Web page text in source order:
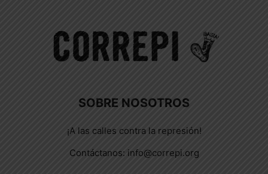
SOBRE NOSOTROS
¡A las calles contra la represión!
Contáctanos: info@correpi.org